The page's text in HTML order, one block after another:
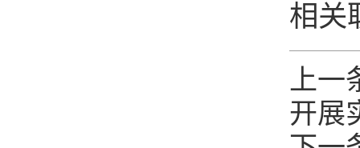
相关
上一
开展